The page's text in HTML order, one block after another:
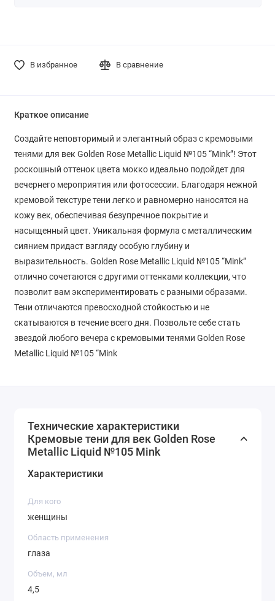
В избранное В сравнение
Краткое описание
Создайте неповторимый и элегантный образ с кремовыми
тенями для век Golden Rose Metallic Liquid №105 “Mink”! Этот
роскошный оттенок цвета мокко идеально подойдет для
вечернего мероприятия или фотосессии. Благодаря нежной
кремовой текстуре тени легко и равномерно наносятся на
кожу век, обеспечивая безупречное покрытие и
насыщенный цвет. Уникальная формула с металлическим
сиянием придаст взгляду особую глубину и
выразительность. Golden Rose Metallic Liquid №105 “Mink”
отлично сочетаются с другими оттенками коллекции, что
позволит вам экспериментировать с разными образами.
Тени отличаются превосходной стойкостью и не
скатываются в течение всего дня. Позвольте себе стать
звездой любого вечера с кремовыми тенями Golden Rose
Metallic Liquid №105 “Mink
Технические характеристики
Кремовые тени для век Golden Rose
Metallic Liquid №105 Mink
Характеристики
Для кого
женщины
Область применения
глаза
Объем, мл
4,5